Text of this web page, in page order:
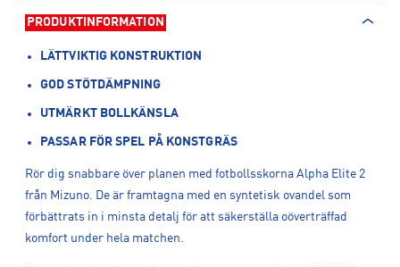
PRODUKTINFORMATION
LÄTTVIKTIG KONSTRUKTION
GOD STÖTDÄMPNING
UTMÄRKT BOLLKÄNSLA
PASSAR FÖR SPEL PÅ KONSTGRÄS
Rör dig snabbare över planen med fotbollsskorna Alpha Elite 2
från Mizuno. De är framtagna med en syntetisk ovandel som
förbättrats in i minsta detalj för att säkerställa oöverträffad
komfort under hela matchen.